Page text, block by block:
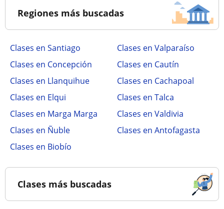
Regiones más buscadas
Clases en Santiago
Clases en Valparaíso
Clases en Concepción
Clases en Cautín
Clases en Llanquihue
Clases en Cachapoal
Clases en Elqui
Clases en Talca
Clases en Marga Marga
Clases en Valdivia
Clases en Ñuble
Clases en Antofagasta
Clases en Biobío
Clases más buscadas